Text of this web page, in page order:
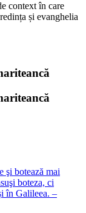
context în care
și evanghelia